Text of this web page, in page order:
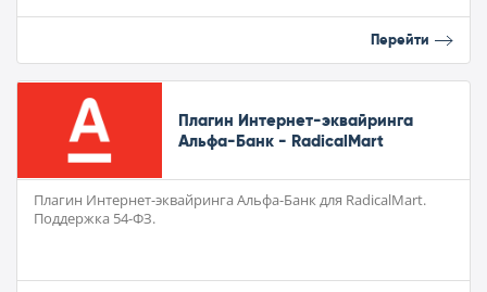
Перейти
Плагин Интернет-эквайринга
Альфа-Банк - RadicalMart
Плагин Интернет-эквайринга Альфа-Банк для RadicalMart.
Поддержка 54-ФЗ.